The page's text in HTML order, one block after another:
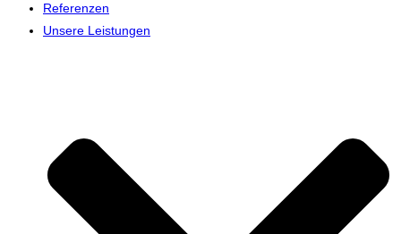
Referenzen
Unsere Leistungen